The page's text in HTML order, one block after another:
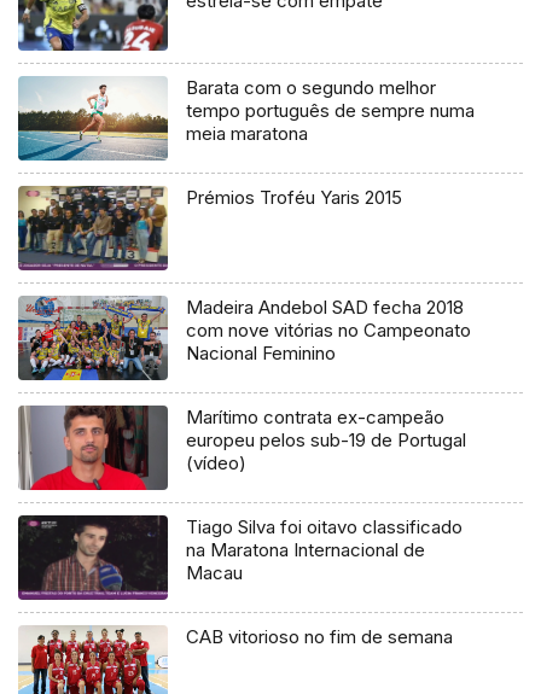
Barata com o segundo melhor
tempo português de sempre numa
meia maratona
Prémios Troféu Yaris 2015
Madeira Andebol SAD fecha 2018
com nove vitórias no Campeonato
Nacional Feminino
Marítimo contrata ex-campeão
europeu pelos sub-19 de Portugal
(vídeo)
Tiago Silva foi oitavo classificado
na Maratona Internacional de
Macau
CAB vitorioso no fim de semana